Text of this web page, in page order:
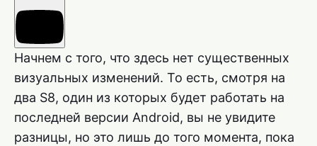
Начнем с того, что здесь нет существенных
визуальных изменений. То есть, смотря на
два S8, один из которых будет работать на
последней версии Android, вы не увидите
разницы, но это лишь до того момента, пока